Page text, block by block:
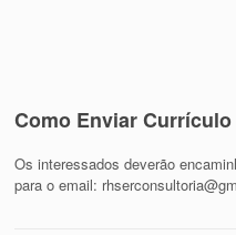
Como Enviar Currículo
Os interessados deverão
para o email: